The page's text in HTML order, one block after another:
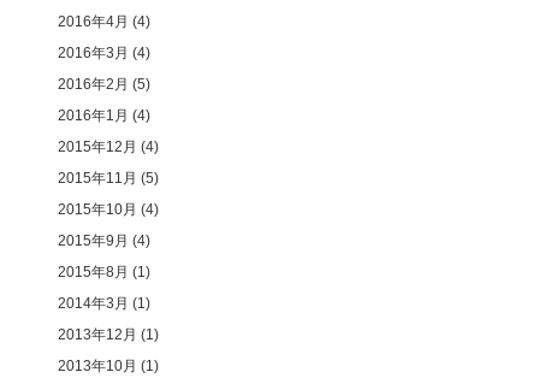
2016年4月 (4)
2016年3月 (4)
2016年2月 (5)
2016年1月 (4)
2015年12月 (4)
2015年11月 (5)
2015年10月 (4)
2015年9月 (4)
2015年8月 (1)
2014年3月 (1)
2013年12月 (1)
2013年10月 (1)